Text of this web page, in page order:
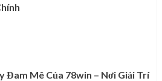
Đam Mê Của 78win – Nơi Giải Trí